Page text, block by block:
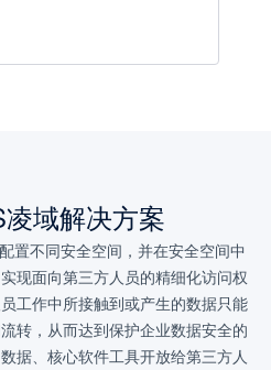
域解决方案
置不同安全空间，并在安全空间中
现面向第三方人员的精细化访问权
工作中所接触到或产生的数据只能
转，从而达到保护企业数据安全的
据、核心软件工具开放给第三方人